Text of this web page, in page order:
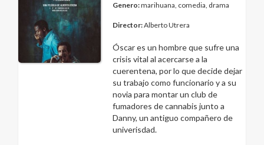
Genero:marihuana, comedia, drama
Director:Alberto Utrera
Óscar es un hombre que sufre una
crisis vital al acercarse a la
cuerentena, por lo que decide dejar
su trabajo como funcionario y a su
novia para montar un club de
fumadores de cannabis junto a
Danny, un antiguo compañero de
univerisdad.